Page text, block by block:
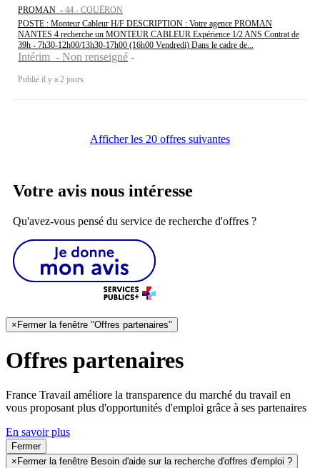
PROMAN - 44 - COUËRON
POSTE : Monteur Cableur H/F DESCRIPTION : Votre agence PROMAN
NANTES 4 recherche un MONTEUR CABLEUR Expérience 1/2 ANS Contrat de
39h - 7h30-12h00/13h30-17h00 (16h00 Vendredi) Dans le cadre de...
Intérim - Non renseigné
Publié il y a 2 jours
Afficher les 20 offres suivantes
Votre avis nous intéresse
Qu'avez-vous pensé du service de recherche d'offres ?
×Fermer la fenêtre "Offres partenaires"
Offres partenaires
France Travail améliore la transparence du marché du travail en
vous proposant plus d'opportunités d'emploi grâce à ses partenaires
En savoir plus
Fermer
× Fermer la fenêtre Besoin d'aide sur la recherche d'offres d'emploi ?